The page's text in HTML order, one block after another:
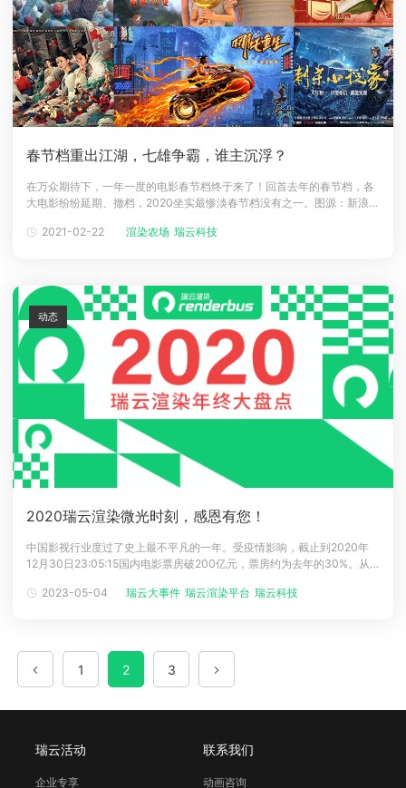
春节档重出江湖，七雄争霸，谁主沉浮？
在万众期待下，一年一度的电影春节档终于来了！回首去年的春节档，各
大电影纷纷延期、撤档，2020坐实最惨淡春节档没有之一。图源：新浪电
1月29日，2021年春节档正式进入预售期。据猫眼电影统计，截止至2月5
2021-02-22 渲染农场 瑞云科技
2020瑞云渲染微光时刻，感恩有您！
中国影视行业度过了史上最不平凡的一年。受疫情影响，截止到2020年
12月30日23:05:15国内电影票房破200亿元，票房约为去年的30%。从
归影院，我们见证了影视行业太多的历史拐点，2020年是值得所有人铭记
2023-05-04 瑞云大事件 瑞云渲染平台 瑞云科技
动态
1 2 3
瑞云活动
企业专享
联系我们
动画咨询